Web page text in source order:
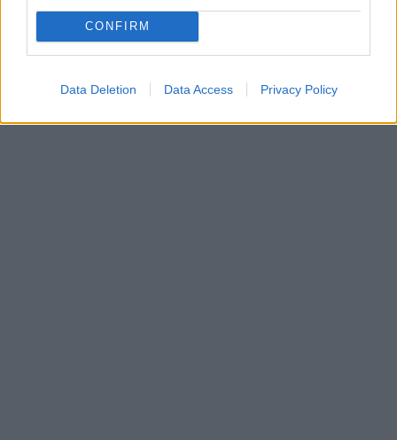
CONFIRM
Data Deletion Data Access Privacy Policy
Source : Youtube